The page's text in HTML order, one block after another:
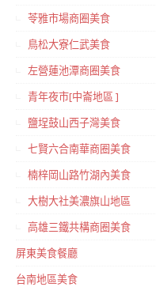
苓雅市場商圈美食
鳥松大寮仁武美食
左營蓮池潭商圈美食
青年夜市[中崙地區 ]
鹽埕鼓山西子灣美食
七賢六合南華商圈美食
楠梓岡山路竹湖內美食
大樹大社美濃旗山地區
高雄三鐵共構商圈美食
屏東美食餐廳
台南地區美食